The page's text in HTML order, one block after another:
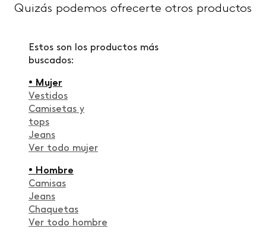
Quizás podemos ofrecerte otros productos
Estos son los productos más
buscados:
• Mujer
Vestidos
Camisetas y
tops
Jeans
Ver todo mujer
• Hombre
Camisas
Jeans
Chaquetas
Ver todo hombre